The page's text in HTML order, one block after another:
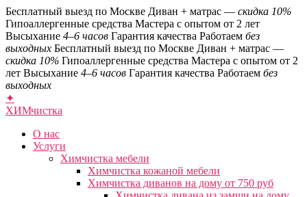
Бесплатный выезд по Москве Диван + матрас — скидка 10%
Гипоаллергенные средства Мастера с опытом от 2 лет
Высыхание 4–6 часов Гарантия качества Работаем без
выходных Бесплатный выезд по Москве Диван + матрас —
скидка 10% Гипоаллергенные средства Мастера с опытом от 2
лет Высыхание 4–6 часов Гарантия качества Работаем без
выходных
✦
ХИМчистка
О нас
Услуги
Химчистка мебели
Химчистка кожаной мебели
Химчистка диванов на дому от 750 руб